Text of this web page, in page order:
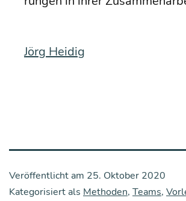
Jörg Hei­dig
Veröffentlicht am 25. Oktober 2020
Kategorisiert als Methoden, Teams,